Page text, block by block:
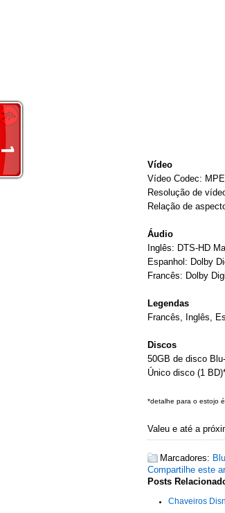
Vídeo
Vídeo Codec:
Resolução de
Relação de
Áudio
Inglês: DTS-HD
Espanhol: Dolby
Francês: Dolby
Legendas
Francês, Inglês,
Discos
50GB de disco
Único disco (1
*detalhe para o estojo
Valeu e até a
Marcadores:
Compartilhe este
Posts
Chaveiros